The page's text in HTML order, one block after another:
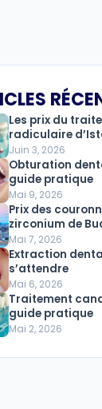
Les prix du
radiculaire
Juin 3, 2026
Obturation
guide pratique
Mai 9, 2026
Prix ​​​​des
zirconium de
Mai 7, 2026
Extraction
s’attendre
Mai 6, 2026
Traitement
guide pratique
Mai 2, 2026